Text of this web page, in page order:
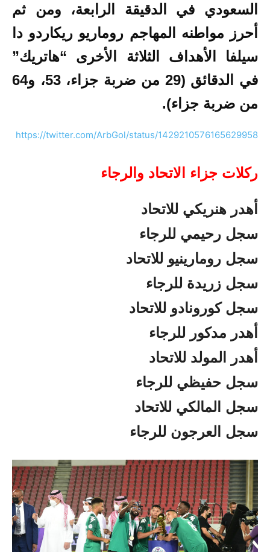
السعودي في الدقيقة الرابعة، ومن ثم
أحرز مواطنه المهاجم روماريو ريكاردو دا
سيلفا الأهداف الثلاثة الأخرى “هاتريك”
في الدقائق (29 من ضربة جزاء، 53، و64
من ضربة جزاء).
https://twitter.com/ArbGol/status/1429210576165629958
ركلات جزاء الاتحاد والرجاء
أهدر هنريكي للاتحاد
سجل رحيمي للرجاء
سجل رومارينيو للاتحاد
سجل زريدة للرجاء
سجل كورونادو للاتحاد
أهدر مدكور للرجاء
أهدر المولد للاتحاد
سجل حفيظي للرجاء
سجل المالكي للاتحاد
سجل العرجون للرجاء